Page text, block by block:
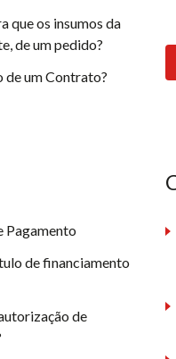
que os insumos da
de um pedido?
de um Contrato?
Pagamento
de financiamento
de